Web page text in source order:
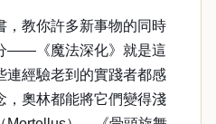
教你許多新事物的同時
——《魔法深化》就是這
連經驗老到的實踐者都感
，奧林都能將它們變得淺